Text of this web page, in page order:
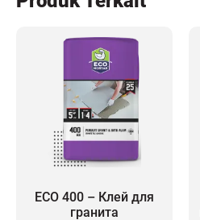
ECO 400 – Клей для
гранита